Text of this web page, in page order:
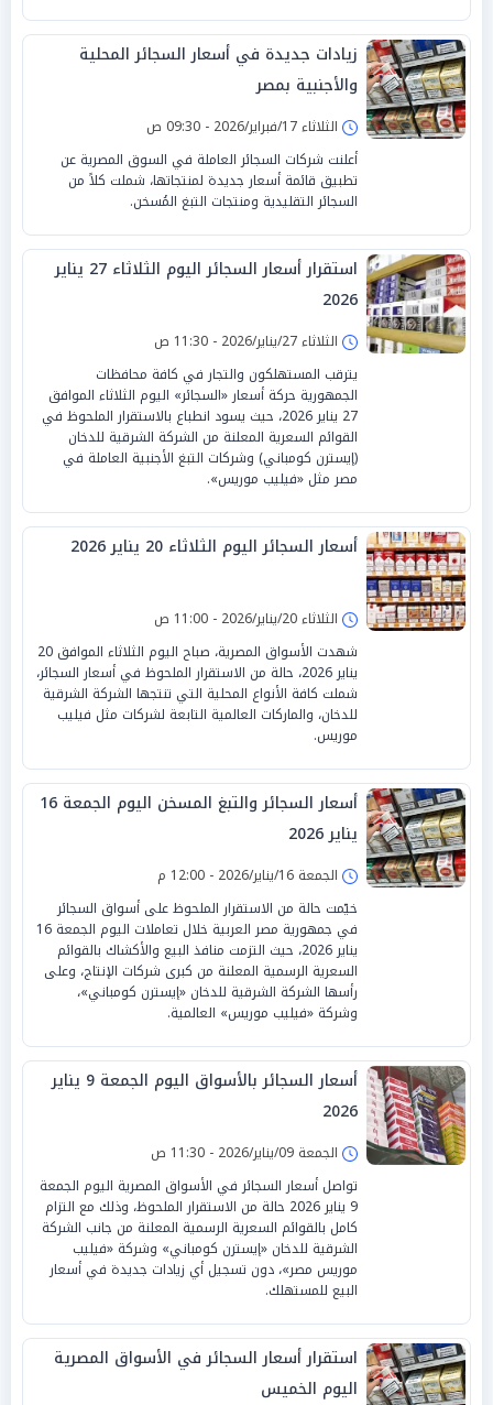
زيادات جديدة في أسعار السجائر المحلية
والأجنبية بمصر
الثلاثاء 17/فبراير/2026 - 09:30 ص
أعلنت شركات السجائر العاملة في السوق المصرية عن
تطبيق قائمة أسعار جديدة لمنتجاتها، شملت كلاً من
السجائر التقليدية ومنتجات التبغ المُسخن.
استقرار أسعار السجائر اليوم الثلاثاء 27 يناير
2026
الثلاثاء 27/يناير/2026 - 11:30 ص
يترقب المستهلكون والتجار في كافة محافظات
الجمهورية حركة أسعار «السجائر» اليوم الثلاثاء الموافق
27 يناير 2026، حيث يسود انطباع بالاستقرار الملحوظ في
القوائم السعرية المعلنة من الشركة الشرقية للدخان
(إيسترن كومباني) وشركات التبغ الأجنبية العاملة في
مصر مثل «فيليب موريس».
أسعار السجائر اليوم الثلاثاء 20 يناير 2026
الثلاثاء 20/يناير/2026 - 11:00 ص
شهدت الأسواق المصرية، صباح اليوم الثلاثاء الموافق 20
يناير 2026، حالة من الاستقرار الملحوظ في أسعار السجائر،
شملت كافة الأنواع المحلية التي تنتجها الشركة الشرقية
للدخان، والماركات العالمية التابعة لشركات مثل فيليب
موريس.
أسعار السجائر والتبغ المسخن اليوم الجمعة 16
يناير 2026
الجمعة 16/يناير/2026 - 12:00 م
خيّمت حالة من الاستقرار الملحوظ على أسواق السجائر
في جمهورية مصر العربية خلال تعاملات اليوم الجمعة 16
يناير 2026، حيث التزمت منافذ البيع والأكشاك بالقوائم
السعرية الرسمية المعلنة من كبرى شركات الإنتاج، وعلى
رأسها الشركة الشرقية للدخان «إيسترن كومباني»،
وشركة «فيليب موريس» العالمية.
أسعار السجائر بالأسواق اليوم الجمعة 9 يناير
2026
الجمعة 09/يناير/2026 - 11:30 ص
تواصل أسعار السجائر في الأسواق المصرية اليوم الجمعة
9 يناير 2026 حالة من الاستقرار الملحوظ، وذلك مع التزام
كامل بالقوائم السعرية الرسمية المعلنة من جانب الشركة
الشرقية للدخان «إيسترن كومباني» وشركة «فيليب
موريس مصر»، دون تسجيل أي زيادات جديدة في أسعار
البيع للمستهلك.
استقرار أسعار السجائر في الأسواق المصرية
اليوم الخميس